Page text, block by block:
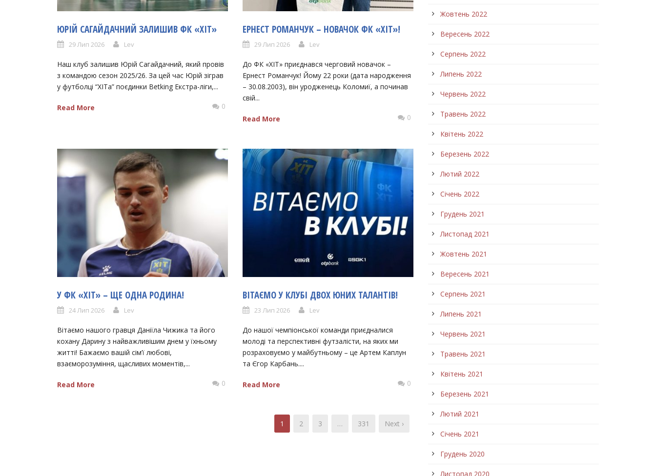
ЮРІЙ САГАЙДАЧНИЙ ЗАЛИШИВ ФК «ХІТ»
29 Лип 2026 Lev
Наш клуб залишив Юрій Сагайдачний, який провів
з командою сезон 2025/26. За цей час Юрій зіграв
у футболці “ХІТа” поєдинки Betking Екстра-ліги,...
Read More 0
ЕРНЕСТ РОМАНЧУК – НОВАЧОК ФК «ХІТ»!
29 Лип 2026 Lev
До ФК «ХІТ» приєднався черговий новачок –
Ернест Романчук! Йому 22 роки (дата народження
– 30.08.2003), він уродженець Коломиї, а починав
свій...
Read More 0
У ФК «ХІТ» – ЩЕ ОДНА РОДИНА!
24 Лип 2026 Lev
Вітаємо нашого гравця Даніїла Чижика та його
кохану Дарину з найважливішим днем у їхньому
житті! Бажаємо вашій сім’ї любові,
взаєморозуміння, щасливих моментів,...
Read More 0
ВІТАЄМО У КЛУБІ ДВОХ ЮНИХ ТАЛАНТІВ!
23 Лип 2026 Lev
До нашої чемпіонської команди приєдналися
молоді та перспективні футзалісти, на яких ми
розраховуємо у майбутньому – це Артем Каплун
та Єгор Карбань....
Read More 0
1 2 3 … 331 Next ›
Жовтень 2022
Вересень 2022
Серпень 2022
Липень 2022
Червень 2022
Травень 2022
Квітень 2022
Березень 2022
Лютий 2022
Січень 2022
Грудень 2021
Листопад 2021
Жовтень 2021
Вересень 2021
Серпень 2021
Липень 2021
Червень 2021
Травень 2021
Квітень 2021
Березень 2021
Лютий 2021
Січень 2021
Грудень 2020
Листопад 2020